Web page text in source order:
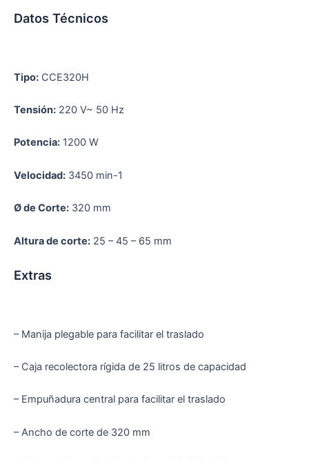
Datos Técnicos
Tipo: CCE320H
Tensión: 220 V~ 50 Hz
Potencia: 1200 W
Velocidad: 3450 min-1
Ø de Corte: 320 mm
Altura de corte: 25 – 45 – 65 mm
Extras
– Manija plegable para facilitar el traslado
– Caja recolectora rígida de 25 litros de capacidad
– Empuñadura central para facilitar el traslado
– Ancho de corte de 320 mm